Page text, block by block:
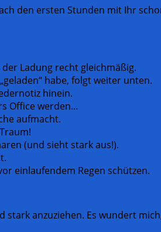
den ersten Stunden mit Ihr
Ladung recht gleichmäßig.
habe, folgt weiter unten.
hinein.
Office werden…
aufmacht.
(und sieht stark aus!).
einlaufendem Regen schützen.
anzuziehen. Es wundert